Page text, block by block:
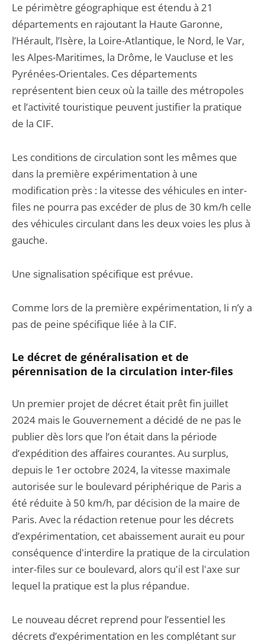
Le périmètre géographique est étendu à 21
départements en rajoutant la Haute Garonne,
l’Hérault, l’Isère, la Loire-Atlantique, le Nord, le Var,
les Alpes-Maritimes, la Drôme, le Vaucluse et les
Pyrénées-Orientales. Ces départements
représentent bien ceux où la taille des métropoles
et l’activité touristique peuvent justifier la pratique
de la CIF.
Les conditions de circulation sont les mêmes que
dans la première expérimentation à une
modification près : la vitesse des véhicules en inter-
files ne pourra pas excéder de plus de 30 km/h celle
des véhicules circulant dans les deux voies les plus à
gauche.
Une signalisation spécifique est prévue.
Comme lors de la première expérimentation, Ii n’y a
pas de peine spécifique liée à la CIF.
Le décret de généralisation et de
pérennisation de la circulation inter-files
Un premier projet de décret était prêt fin juillet
2024 mais le Gouvernement a décidé de ne pas le
publier dès lors que l’on était dans la période
d’expédition des affaires courantes. Au surplus,
depuis le 1er octobre 2024, la vitesse maximale
autorisée sur le boulevard périphérique de Paris a
été réduite à 50 km/h, par décision de la maire de
Paris. Avec la rédaction retenue pour les décrets
d’expérimentation, cet abaissement aurait eu pour
conséquence d'interdire la pratique de la circulation
inter-files sur ce boulevard, alors qu'il est l'axe sur
lequel la pratique est la plus répandue.
Le nouveau décret reprend pour l’essentiel les
décrets d’expérimentation en les complétant sur